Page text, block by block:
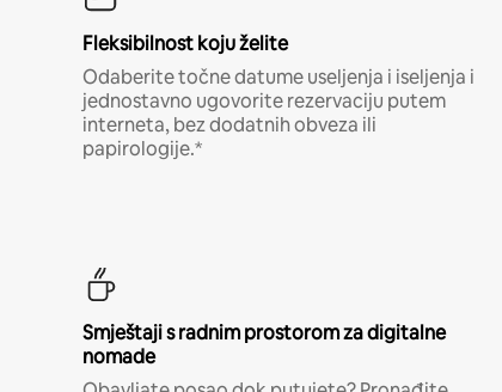
Fleksibilnost koju želite
Odaberite točne datume useljenja i iseljenja i
jednostavno ugovorite rezervaciju putem
interneta, bez dodatnih obveza ili
papirologije.*
Smještaji s radnim prostorom za digitalne
nomade